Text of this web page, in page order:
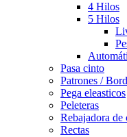
4 Hilos
5 Hilos
Pasa cinto
Patrones /
Pega eleasticos
Peleteras
Rebajadora de
Rectas